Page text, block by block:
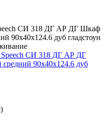
СИ 318 ДГ АР ДГ Шкаф
90x40x124.6 дуб гладстоун